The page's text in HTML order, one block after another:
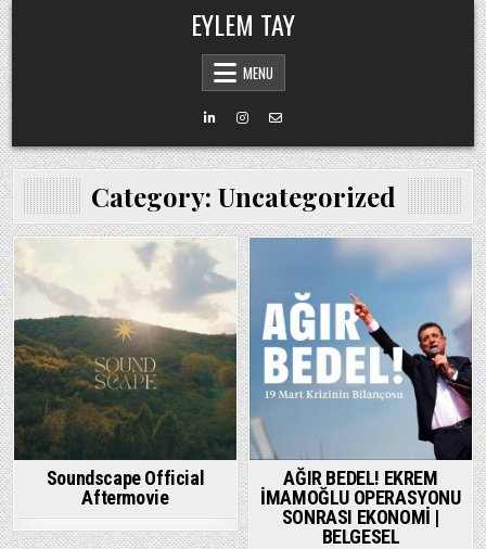
Skip
to
content
EYLEM TAY
MENU
Category: Uncategorized
Soundscape Official
Aftermovie
AĞIR BEDEL! EKREM
İMAMOĞLU OPERASYONU
SONRASI EKONOMİ |
BELGESEL